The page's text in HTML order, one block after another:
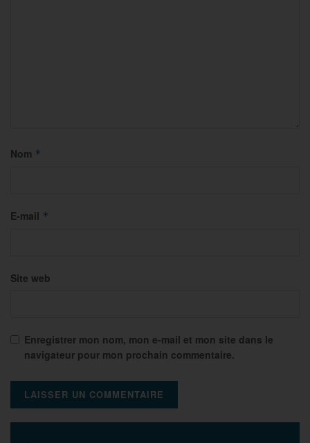
Nom *
E-mail *
Site web
Enregistrer mon nom, mon e-mail et mon site dans le
navigateur pour mon prochain commentaire.